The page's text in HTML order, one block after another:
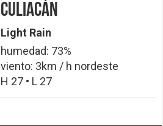
Culiacán
Light Rain
humedad: 73%
viento: 3km / h nordeste
H 27 • L 27